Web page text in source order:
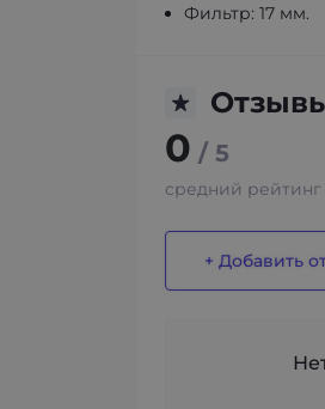
Фильтр: 17 мм.
0 / 5
средний рейтинг
+ Добавить